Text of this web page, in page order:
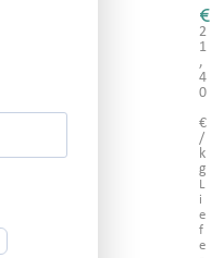
€
2
1
,
4
0
€
/
k
g
L
i
e
f
e